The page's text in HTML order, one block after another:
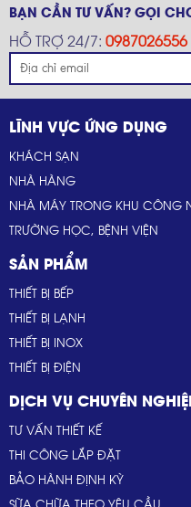
BẠN CẦN TƯ VẤN? GỌI
HỖ TRỢ 24/7: 0987026556
LĨNH VỰC ỨNG DỤNG
KHÁCH SẠN
NHÀ HÀNG
NHÀ MÁY TRONG KHU CÔNG
TRƯỜNG HỌC, BỆNH VIỆN
SẢN PHẨM
THIẾT BỊ BẾP
THIẾT BỊ LẠNH
THIẾT BỊ INOX
THIẾT BỊ ĐIỆN
DỊCH VỤ CHUYÊN
TƯ VẤN THIẾT KẾ
THI CÔNG LẮP ĐẶT
BẢO HÀNH ĐỊNH KỲ
SỮA CHỮA THEO YÊU CẦU